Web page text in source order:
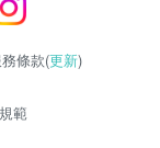
條款(更新)
範